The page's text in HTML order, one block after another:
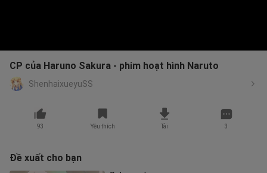
CP của Haruno Sakura - phim hoạt hình Naruto
ShenhaixueyuSS
93 Yêu thích Tải 3
Đề xuất cho bạn